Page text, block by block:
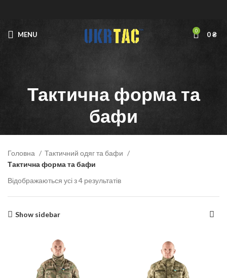
MENU 0 0₴
Тактична форма та
бафи
Головна
Тактичний одяг та бафи
Тактична форма та бафи
Відображаються усі з 4 результатів
Show sidebar